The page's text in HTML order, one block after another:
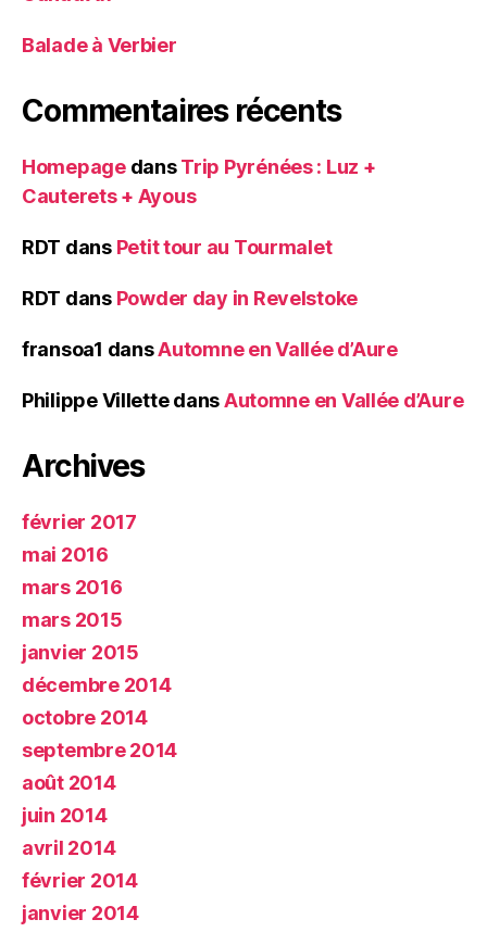
Balade à Verbier
Commentaires récents
HomepagedansTrip Pyrénées : Luz +
Cauterets + Ayous
RDT dans Petit tour au Tourmalet
RDT dans Powder day in Revelstoke
fransoa1 dansAutomne en Vallée d’Aure
Philippe VillettedansAutomne en Vallée d’Aure
Archives
février 2017
mai 2016
mars 2016
mars 2015
janvier 2015
décembre 2014
octobre 2014
septembre 2014
août 2014
juin 2014
avril 2014
février 2014
janvier 2014